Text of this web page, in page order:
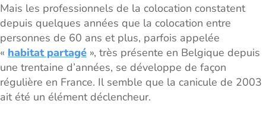
Mais les professionnels de la colocation constatent
depuis quelques années que la colocation entre
personnes de 60 ans et plus, parfois appelée
« habitat partagé », très présente en Belgique depuis
une trentaine d’années, se développe de façon
régulière en France. Il semble que la canicule de 2003
ait été un élément déclencheur.